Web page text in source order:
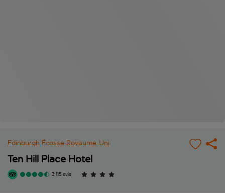
Edinburgh Écosse Royaume-Uni
Ten Hill Place Hotel
3'115 avis